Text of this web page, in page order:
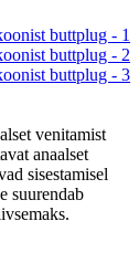
venitamist
anaalset
sisestamisel
suurendab